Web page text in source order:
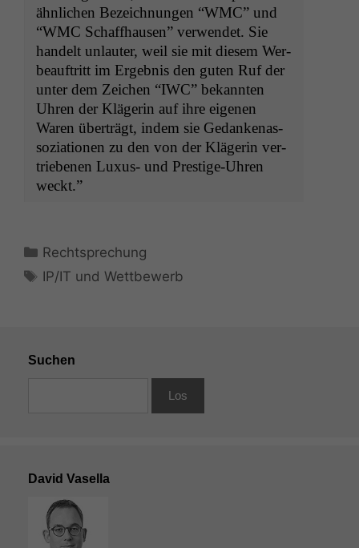
ähn­lichen Beze­ich­nun­gen “WMC” und
“WMC Schaffhausen” ver­wen­det. Sie
han­delt unlauter, weil sie mit diesem Wer­
beauftritt im Ergeb­nis den guten Ruf der
unter dem Zeichen “IWC” bekan­nten
Uhren der Klägerin auf ihre eige­nen
Waren überträgt, indem sie Gedanke­nas­
sozi­a­tio­nen zu den von der Klägerin ver­
triebe­nen Luxus- und Pres­tige-Uhren
weckt.”
Kategorien
Rechtsprechung
Schlagwörter
IP/IT und Wettbewerb
Suchen
David Vasella